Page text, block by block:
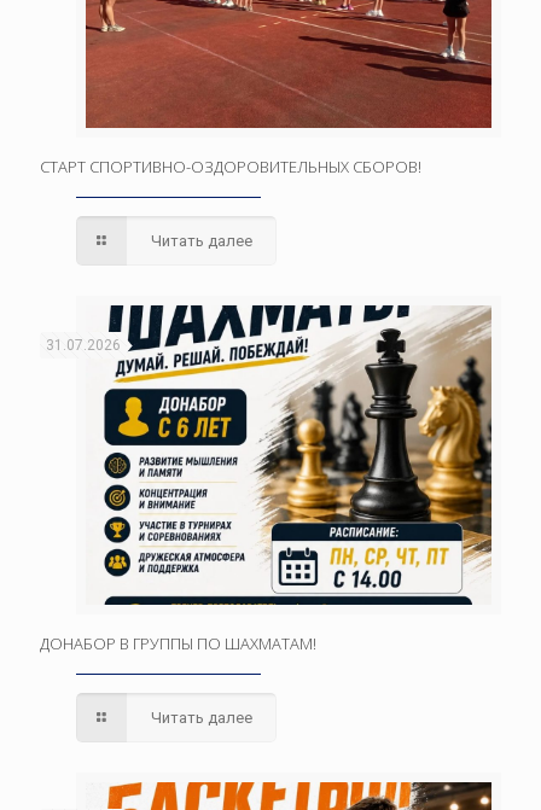
СТАРТ СПОРТИВНО-ОЗДОРОВИТЕЛЬНЫХ СБОРОВ!
Читать далее
31.07.2026
ДОНАБОР В ГРУППЫ ПО ШАХМАТАМ!
Читать далее